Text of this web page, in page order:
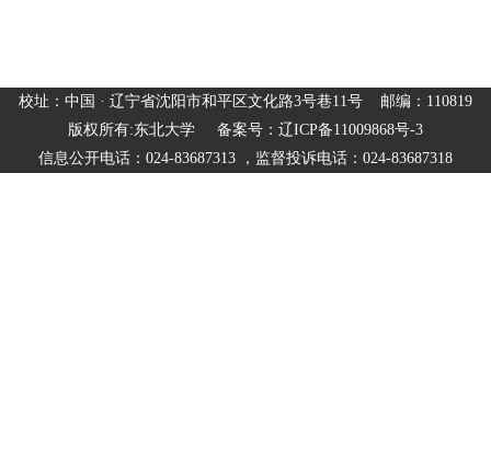
校址：中国 · 辽宁省沈阳市和平区文化路3号巷11号 邮编：110819
版权所有:东北大学 备案号：辽ICP备11009868号-3
信息公开电话：024-83687313 ，监督投诉电话：024-83687318